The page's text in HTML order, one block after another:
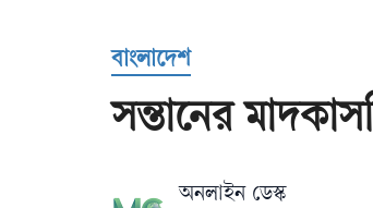
বাংলাদেশ
সন্তানের
অনলাইন ডেস্ক